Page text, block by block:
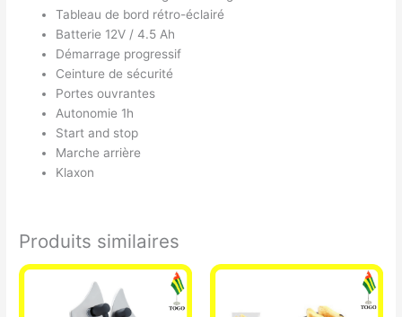
Tableau de bord rétro-éclairé
Batterie 12V / 4.5 Ah
Démarrage progressif
Ceinture de sécurité
Portes ouvrantes
Autonomie 1h
Start and stop
Marche arrière
Klaxon
Produits similaires